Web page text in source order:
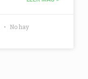
No hay